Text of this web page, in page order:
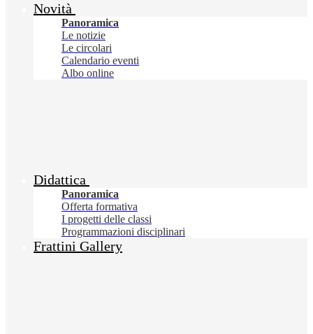
Novità
Panoramica
Le notizie
Le circolari
Calendario eventi
Albo online
Didattica
Panoramica
Offerta formativa
I progetti delle classi
Programmazioni disciplinari
Frattini Gallery